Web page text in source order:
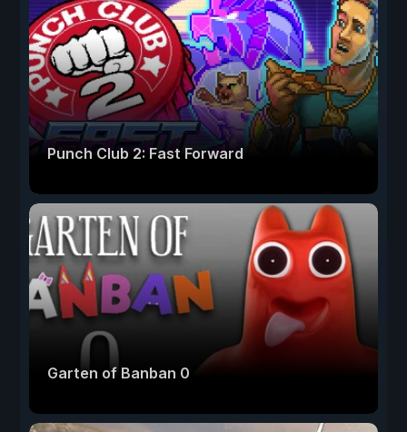
Punch Club 2: Fast Forward
Garten of Banban 0